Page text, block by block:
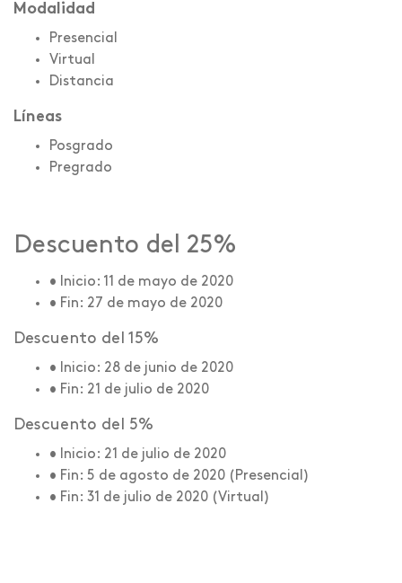
Modalidad
Presencial
Virtual
Distancia
Líneas
Posgrado
Pregrado
Descuento del 25%
• Inicio: 11 de mayo de 2020
• Fin: 27 de mayo de 2020
Descuento del 15%
• Inicio: 28 de junio de 2020
• Fin: 21 de julio de 2020
Descuento del 5%
• Inicio: 21 de julio de 2020
• Fin: 5 de agosto de 2020 (Presencial)
• Fin: 31 de julio de 2020 (Virtual)